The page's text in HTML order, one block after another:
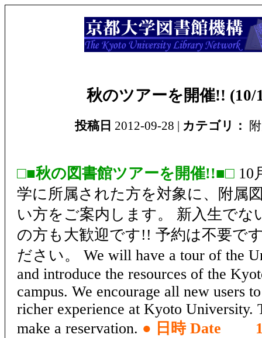
秋のツアーを開催!! (10/
投稿日 2012-09-28 | カテゴリ：
□■秋の図書館ツアーを開催!!■□ 10
学に所属された方を対象に、附属
い方をご案内します。 新入生でな
の方も大歓迎です!! 予約は不要で
ださい。 We will have a tour of the
and introduce the resources of the
campus. We encourage all new users
richer experience at Kyoto University.
make a reservation. ● 日時 Date
10